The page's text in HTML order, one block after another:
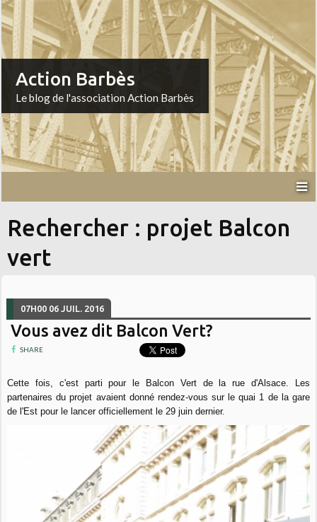
Action Barbès
Le blog de l'association Action Barbès
Rechercher : projet Balcon
vert
07H00 06 JUIL. 2016
Vous avez dit Balcon Vert?
SHARE
Cette fois, c'est parti pour le Balcon Vert de la rue d'Alsace. Les
partenaires du projet avaient donné rendez-vous sur le quai 1 de la gare
de l'Est pour le lancer officiellement le 29 juin dernier.